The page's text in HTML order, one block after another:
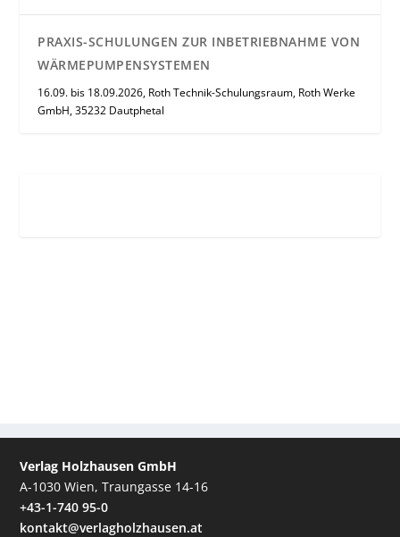
PRAXIS-SCHULUNGEN ZUR INBETRIEBNAHME VON
WÄRMEPUMPENSYSTEMEN
16.09. bis 18.09.2026, Roth Technik-Schulungsraum, Roth Werke
GmbH, 35232 Dautphetal
Verlag Holzhausen GmbH
A-1030 Wien, Traungasse 14-16
+43-1-740 95-0
kontakt@verlagholzhausen.at